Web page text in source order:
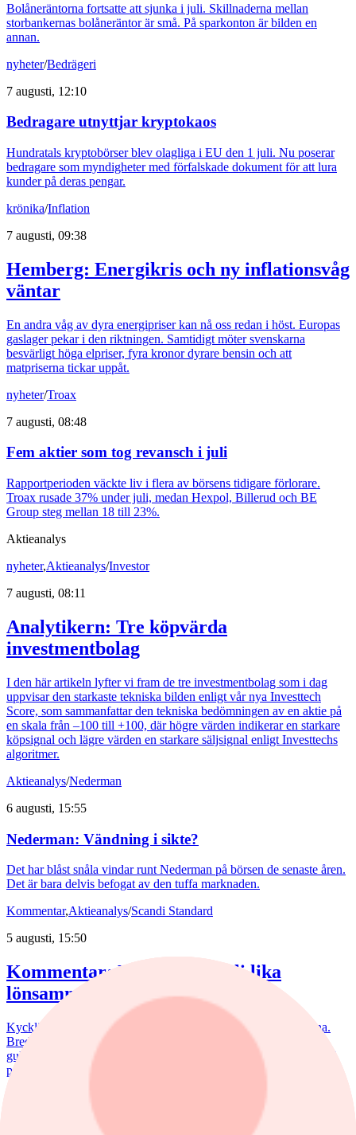
Bolåneräntorna fortsatte att sjunka i juli. Skillnaderna mellan
storbankernas bolåneräntor är små. På sparkonton är bilden en
annan.
nyheter/Bedrägeri
7 augusti, 12:10
Bedragare utnyttjar kryptokaos
Hundratals kryptobörser blev olagliga i EU den 1 juli. Nu poserar
bedragare som myndigheter med förfalskade dokument för att lura
kunder på deras pengar.
krönika/Inflation
7 augusti, 09:38
Hemberg: Energikris och ny inflationsvåg
väntar
En andra våg av dyra energipriser kan nå oss redan i höst. Europas
gaslager pekar i den riktningen. Samtidigt möter svenskarna
besvärligt höga elpriser, fyra kronor dyrare bensin och att
matpriserna tickar uppåt.
nyheter/Troax
7 augusti, 08:48
Fem aktier som tog revansch i juli
Rapportperioden väckte liv i flera av börsens tidigare förlorare.
Troax rusade 37% under juli, medan Hexpol, Billerud och BE
Group steg mellan 18 till 23%.
Aktieanalys
nyheter,Aktieanalys/Investor
7 augusti, 08:11
Analytikern: Tre köpvärda
investmentbolag
I den här artikeln lyfter vi fram de tre investmentbolag som i dag
uppvisar den starkaste tekniska bilden enligt vår nya Investtech
Score, som sammanfattar den tekniska bedömningen av en aktie på
en skala från –100 till +100, där högre värden indikerar en starkare
köpsignal och lägre värden en starkare säljsignal enligt Investtechs
algoritmer.
Aktieanalys/Nederman
6 augusti, 15:55
Nederman: Vändning i sikte?
Det har blåst snåla vindar runt Nederman på börsen de senaste åren.
Det är bara delvis befogat av den tuffa marknaden.
Kommentar,Aktieanalys/Scandi Standard
5 augusti, 15:50
Kommentar: Kan nuggets bli lika
lönsamma som kycklingfilé?
Kycklingproducenten Scandi Standard håller hög fart i affärerna.
Bredden är uppfriskande och flera av affärerna kan bli riktiga
guldklimpar (nuggets). Fast då vill det till att just storsatsningen på
panerade kycklingprodukter, av typen chicken nuggets, blir lönsam.